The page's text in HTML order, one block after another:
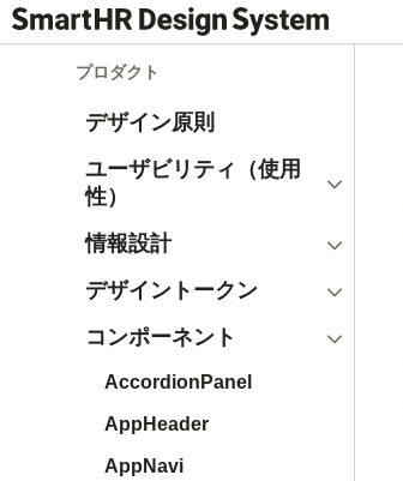
プロダクト
デザイン原則
ユーザビリティ（使用
性）
開く
情報設計
デザイントークン
コンポーネント
AccordionPanel
AppHeader
AppNavi